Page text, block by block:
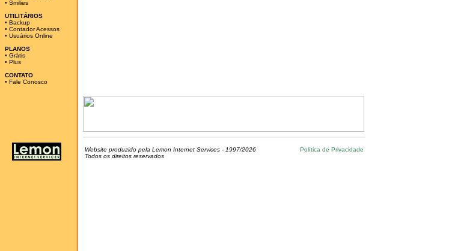
• Smilies
UTILITÁRIOS
• Backup
• Contador Acessos
• Usuários Online
PLANOS
• Grátis
• Plus
CONTATO
• Fale Conosco
Website produzido pela Lemon Internet Services - 1997/2026
Todos os direitos reservados
Política de Privacidade